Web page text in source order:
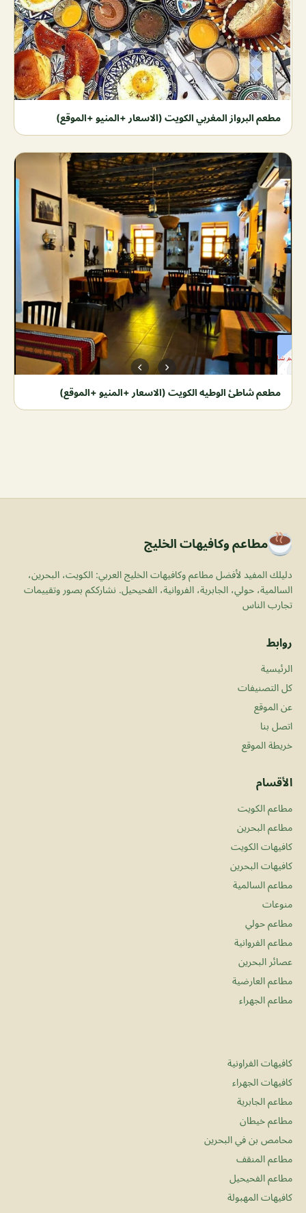
مطعم البرواز المغربي الكويت (الاسعار +المنيو +الموقع)
مطعم شاطئ الوطيه الكويت (الاسعار +المنيو +الموقع)
مطاعم وكافيهات الخليج
دليلك المفيد لأفضل مطاعم وكافيهات الخليج العربي: الكويت، البحرين،
السالمية، حولي، الجابرية، الفروانية، الفحيحيل. نشارككم بصور وتقييمات
تجارب الناس
روابط
الرئيسية
كل التصنيفات
عن الموقع
اتصل بنا
خريطة الموقع
الأقسام
مطاعم الكويت
مطاعم البحرين
كافيهات الكويت
كافيهات البحرين
مطاعم السالمية
منوعات
مطاعم حولي
مطاعم الفروانية
عصائر البحرين
مطاعم العارضية
مطاعم الجهراء
كافيهات الفراونية
كافيهات الجهراء
مطاعم الجابرية
مطاعم خيطان
محامص بن في البحرين
مطاعم المنقف
مطاعم الفحيحيل
كافيهات المهبولة